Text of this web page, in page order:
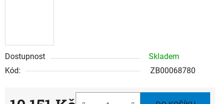
Dostupnost
Skladem
Kód:
ZB00068780